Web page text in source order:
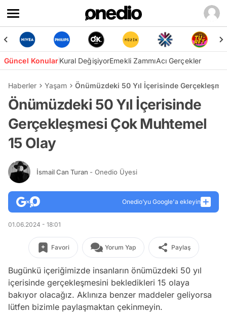
Güncel KonularKural DeğişiyorEmekli ZammıAcı Gerçekler
Haberler Yaşam Önümüzdeki 50 Yıl İçerisinde
Önümüzdeki 50 Yıl İçerisinde
Gerçekleşmesi Çok Muhtemel
15 Olay
İsmail Can Turan - Onedio Üyesi
Onedio’yu Google'a ekleyin
01.06.2024 - 18:01
Favori Yorum Yap Paylaş
Bugünkü içeriğimizde insanların önümüzdeki 50 yıl
içerisinde gerçekleşmesini bekledikleri 15 olaya
bakıyor olacağız. Aklınıza benzer maddeler geliyorsa
lütfen bizimle paylaşmaktan çekinmeyin.